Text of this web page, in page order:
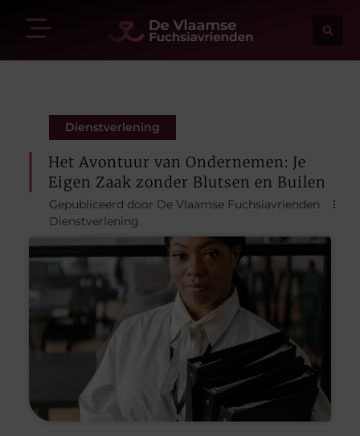
Dienstverlening
Het Avontuur van Ondernemen: Je
Eigen Zaak zonder Blutsen en Builen
Gepubliceerd door De Vlaamse Fuchsiavrienden
Dienstverlening